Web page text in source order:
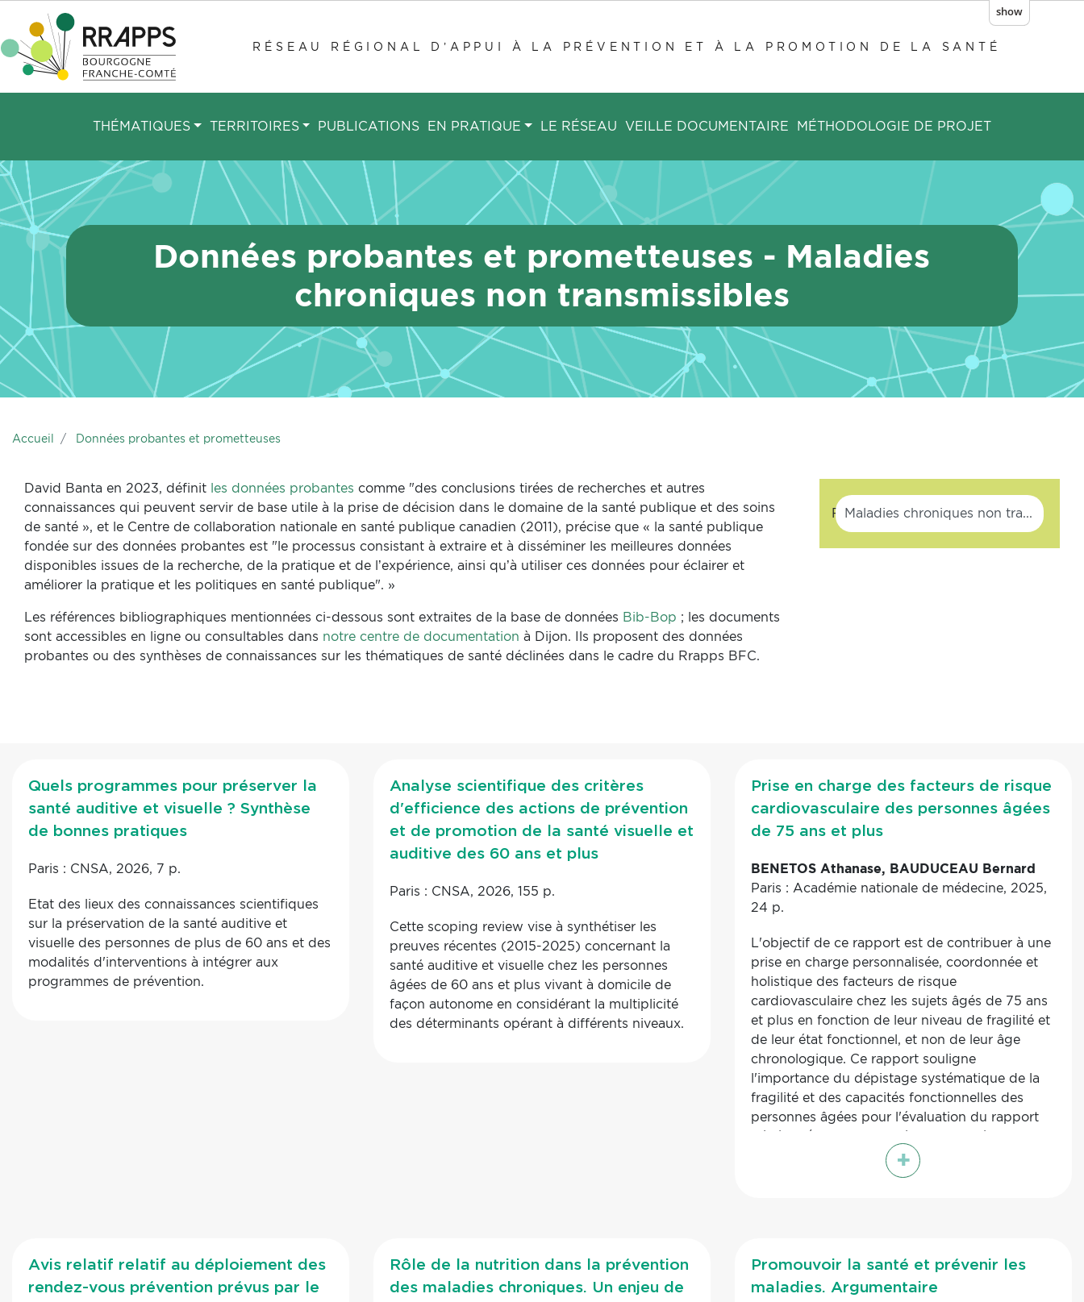
contenu
principal
show
RÉSEAU RÉGIONAL D’APPUI À LA PRÉVENTION ET À LA PROMOTION DE LA SANTÉ
THÉMATIQUES TERRITOIRES PUBLICATIONS EN PRATIQUE LE RÉSEAU VEILLE DOCUMENTAIRE MÉTHODOLOGIE DE PROJET
Données probantes et prometteuses - Maladies
chroniques non transmissibles
Accueil Données probantes et prometteuses
David Banta en 2023, définit les données probantes comme "des conclusions tirées de recherches et autres
connaissances qui peuvent servir de base utile à la prise de décision dans le domaine de la santé publique et des soins
de santé », et le Centre de collaboration nationale en santé publique canadien (2011), précise que « la santé publique
fondée sur des données probantes est "le processus consistant à extraire et à disséminer les meilleures données
disponibles issues de la recherche, de la pratique et de l’expérience, ainsi qu’à utiliser ces données pour éclairer et
améliorer la pratique et les politiques en santé publique". »
Les références bibliographiques mentionnées ci-dessous sont extraites de la base de données Bib-Bop ; les documents
sont accessibles en ligne ou consultables dans notre centre de documentation à Dijon. Ils proposent des données
probantes ou des synthèses de connaissances sur les thématiques de santé déclinées dans le cadre du Rrapps BFC.
Filtrer
Quels programmes pour préserver la
santé auditive et visuelle ? Synthèse
de bonnes pratiques
Paris : CNSA, 2026, 7 p.
Etat des lieux des connaissances scientifiques
sur la préservation de la santé auditive et
visuelle des personnes de plus de 60 ans et des
modalités d'interventions à intégrer aux
programmes de prévention.
Analyse scientifique des critères
d'efficience des actions de prévention
et de promotion de la santé visuelle et
auditive des 60 ans et plus
Paris : CNSA, 2026, 155 p.
Cette scoping review vise à synthétiser les
preuves récentes (2015-2025) concernant la
santé auditive et visuelle chez les personnes
âgées de 60 ans et plus vivant à domicile de
façon autonome en considérant la multiplicité
des déterminants opérant à différents niveaux.
Prise en charge des facteurs de risque
cardiovasculaire des personnes âgées
de 75 ans et plus
BENETOS Athanase, BAUDUCEAU Bernard
Paris : Académie nationale de médecine, 2025,
24 p.
L'objectif de ce rapport est de contribuer à une
prise en charge personnalisée, coordonnée et
holistique des facteurs de risque
cardiovasculaire chez les sujets âgés de 75 ans
et plus en fonction de leur niveau de fragilité et
de leur état fonctionnel, et non de leur âge
chronologique. Ce rapport souligne
l'importance du dépistage systématique de la
fragilité et des capacités fonctionnelles des
personnes âgées pour l'évaluation du rapport
bénéfice/risque des différentes stratégies de
prise en charge des facteurs de risque
cardiovasculaire. La généralisation de cette
dépistage des capacités fonctionnelles et de la
fragilité. Le rapport insiste également sur
+
Avis relatif relatif au déploiement des
rendez-vous prévention prévus par le
Rôle de la nutrition dans la prévention
des maladies chroniques. Un enjeu de
Promouvoir la santé et prévenir les
maladies. Argumentaire